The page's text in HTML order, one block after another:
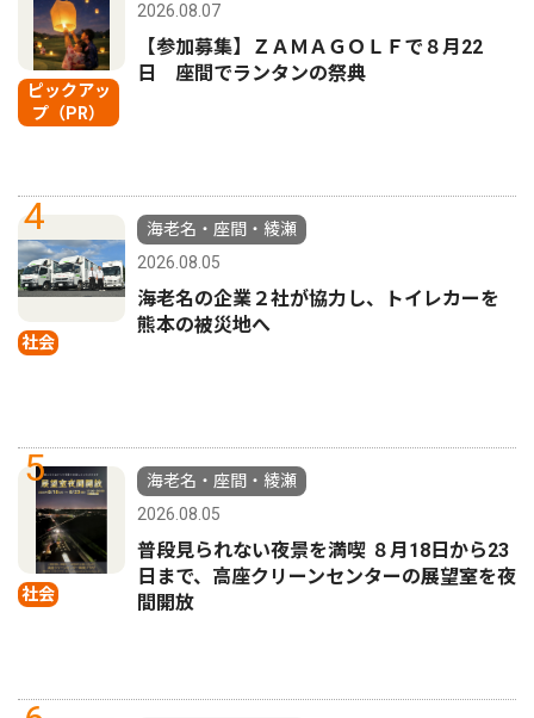
ピックアッ
プ（PR）
2026.08.07
【参加募集】ＺＡＭＡＧＯＬＦで８月22
日 座間でランタンの祭典
4
社会
海老名・座間・綾瀬
2026.08.05
海老名の企業２社が協力し、トイレカーを
熊本の被災地へ
5
社会
海老名・座間・綾瀬
2026.08.05
普段見られない夜景を満喫 ８月18日から23
日まで、高座クリーンセンターの展望室を夜
間開放